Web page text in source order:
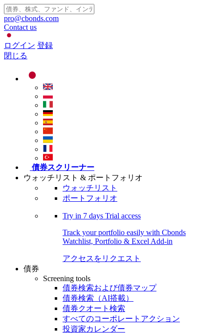
pro@cbonds.com
Contact us
ログイン 登録
閉じる
債券スクリーナー
ウォッチリスト & ポートフォリオ
ウォッチリスト
ポートフォリオ
Try in 7 days Trial access
Track your portfolio easily with Cbonds
Watchlist, Portfolio & Excel Add-in
アクセスをリクエスト
債券
Screening tools
債券検索および債券マップ
債券検索（AI搭載）
債券クオート検索
すべてのコーポレートアクション
投資家カレンダー